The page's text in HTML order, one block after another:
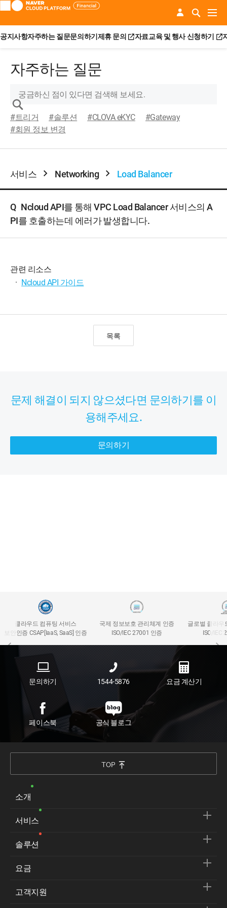
공지사항자주하는 질문문의하기 제휴 문의 자료교육 및 행사 신청하기
자주하는 질문
#트리거 #솔루션 #CLOVA eKYC
#Gateway
#회원 정보 변경
서비스 Networking Load Balancer
Q Ncloud API를 통해 VPC Load Balancer 서비스의 A
PI를 호출하는데 에러가 발생합니다.
관련 리소스
· Ncloud API 가이드
목록
문제 해결이 되지 않으셨다면 문의하기를 이
용해주세요.
문의하기
클라우드 컴퓨팅 서비스
보안인증 CSAP[IaaS, SaaS] 인증
국제 정보보호 관리체계 인증
ISO/IEC 27001 인증
글로벌 클라우
ISO/IEC
문의하기 1544-5876 요금 계산기
페이스북 공식 블로그
TOP
소개
서비스
솔루션
요금
고객지원